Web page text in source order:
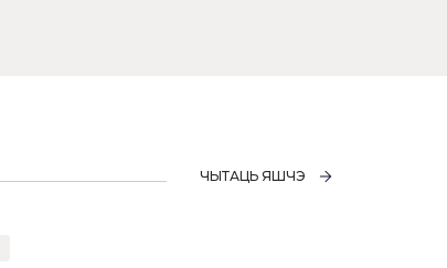
ЧЫТАЦЬ ЯШЧЭ